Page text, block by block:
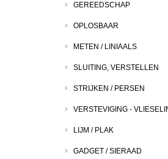
GEREEDSCHAP
OPLOSBAAR
METEN / LINIAALS
SLUITING, VERSTELLEN
STRIJKEN / PERSEN
VERSTEVIGING -
LIJM / PLAK
GADGET / SIERAAD